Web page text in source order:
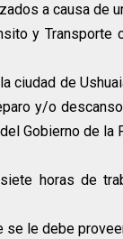
a causa de
y
de
y/o
Gobierno de la
horas de
le debe